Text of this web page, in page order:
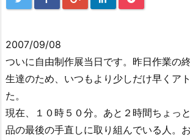
2007/09/08
ついに自由制作展当日です。昨日作業の
生達のため、いつもより少しだけ早くア
た。
現在、１０時５０分。あと２時間ちょっ
品の最後の手直しに取り組んでいる人。